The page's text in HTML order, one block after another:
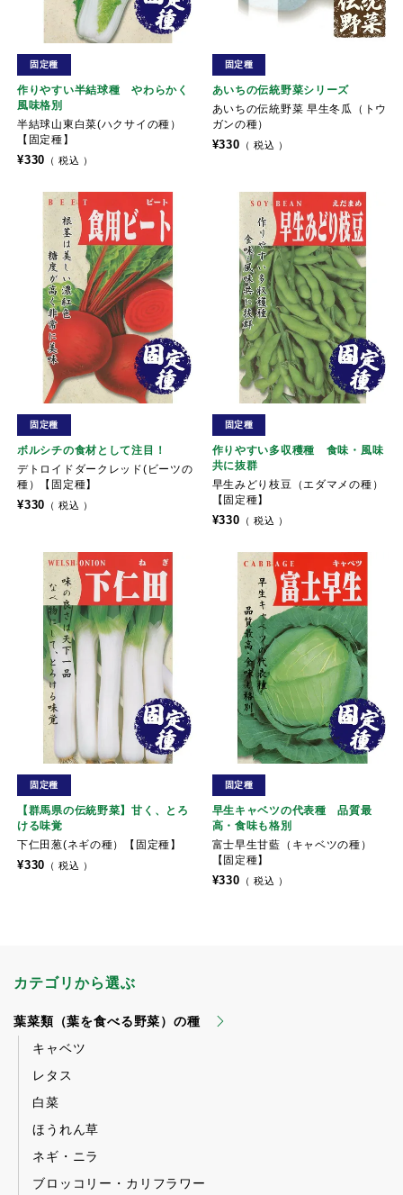
作りやすい半結球種 やわらかく
風味格別
半結球山東白菜(ハクサイの種）
【固定種】
固定種
¥330 税込
あいちの伝統野菜シリーズ
あいちの伝統野菜 早生冬瓜（トウ
ガンの種）
固定種
¥330 税込
ボルシチの食材として注目！
デトロイドダークレッド(ビーツの
種）【固定種】
固定種
¥330 税込
作りやすい多収穫種 食味・風味
共に抜群
早生みどり枝豆（エダマメの種）
【固定種】
固定種
¥330 税込
【群馬県の伝統野菜】甘く、とろ
ける味覚
下仁田葱(ネギの種）【固定種】
固定種
¥330 税込
早生キャベツの代表種 品質最
高・食味も格別
富士早生甘藍（キャベツの種）
【固定種】
固定種
¥330 税込
カテゴリから選ぶ
葉菜類（葉を食べる野菜）の種
キャベツ
レタス
白菜
ほうれん草
ネギ・ニラ
ブロッコリー・カリフラワー